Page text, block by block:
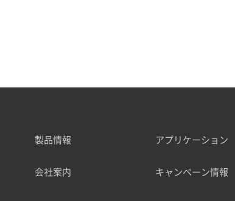
製品情報 アプリケーション
会社案内 キャンペーン情報